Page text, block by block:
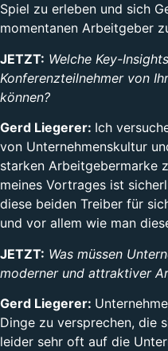
Spiel zu erleben und sich
momentanen Arbeitgeber
JETZT: Welche Key-
Konferenzteilnehmer von
können?
Gerd Liegerer: Ich
von Unternehmenskultur
starken Arbeitgebermarke
meines Vortrages ist
diese beiden Treiber für
und vor allem wie man
JETZT: Was müssen
moderner und attraktiver
Gerd Liegerer:
Dinge zu versprechen, die
leider sehr oft auf die